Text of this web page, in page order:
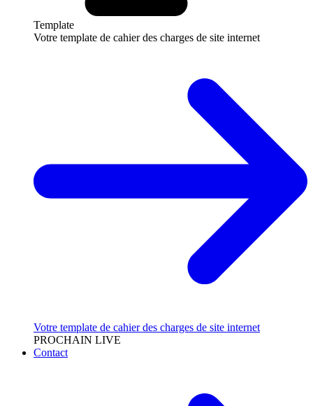
Template
Votre template de cahier des charges de site internet
Votre template de cahier des charges de site internet
PROCHAIN LIVE
Contact